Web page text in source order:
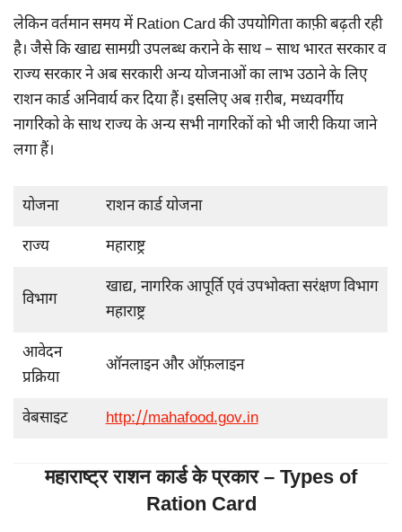
लेकिन वर्तमान समय में Ration Card की उपयोगिता काफ़ी बढ़ती रही
है। जैसे कि खाद्य सामग्री उपलब्ध कराने के साथ – साथ भारत सरकार व
राज्य सरकार ने अब सरकारी अन्य योजनाओं का लाभ उठाने के लिए
राशन कार्ड अनिवार्य कर दिया हैं। इसलिए अब ग़रीब, मध्यवर्गीय
नागरिको के साथ राज्य के अन्य सभी नागरिकों को भी जारी किया जाने
लगा हैं।
योजना राशन कार्ड योजना
राज्य महाराष्ट्र
विभाग
खाद्य, नागरिक आपूर्ति एवं उपभोक्ता सरंक्षण विभाग
महाराष्ट्र
आवेदन
प्रक्रिया
ऑनलाइन और ऑफ़लाइन
वेबसाइट http://mahafood.gov.in
महाराष्ट्र राशन कार्ड के प्रकार – Types of
Ration Card